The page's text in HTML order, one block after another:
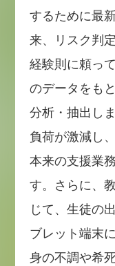
するために最
来、リスク判
経験則に頼っ
のデータをも
分析・抽出し
負荷が激減し
本来の支援業
す。さらに、
じて、生徒の
ブレット端末
身の不調や希